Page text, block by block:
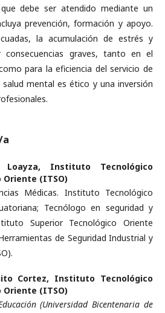
debe ser atendido mediante un
prevención, formación y apoyo.
la acumulación de estrés y
consecuencias graves, tanto en el
para la eficiencia del servicio de
salud mental es ético y una inversión
Loayza, Instituto Tecnológico
(ITSO)
Médicas. Instituto Tecnológico
Tecnólogo en seguridad y
Superior Tecnológico Oriente
de Seguridad Industrial y
Cortez, Instituto Tecnológico
(ITSO)
(Universidad Bicentenaria de